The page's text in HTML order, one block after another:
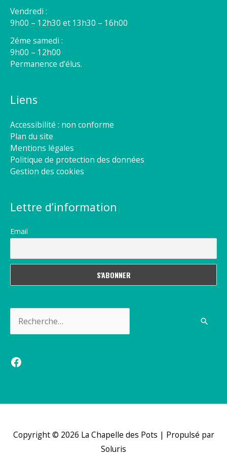
Vendredi :
9h00 – 12h30 et 13h30 – 16h00
2éme samedi :
9h00 – 12h00
Permanence d’élus.
Liens
Accessibilité : non conforme
Plan du site
Mentions légales
Politique de protection des données
Gestion des cookies
Lettre d’information
Email
Facebook
Copyright © 2026 La Chapelle des Pots | Propulsé par
Soluris